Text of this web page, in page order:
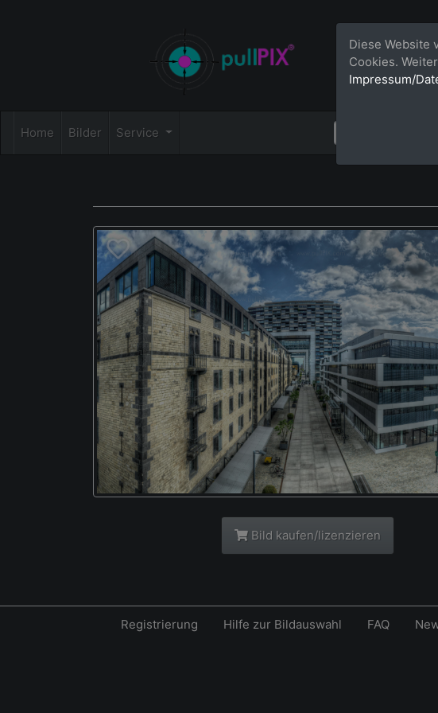
Home Bilder Service
Bild kaufen/lizenzieren
Diese Website
Cookies.
Impressum/
Registrierung Hilfe zur Bildauswahl FAQ